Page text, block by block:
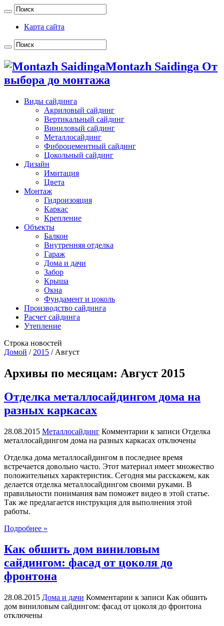
Карта сайта
Montazh Saidinga От
выбора до монтажа
Виды сайдинга
Акриловый сайдинг
Вертикальный сайдинг
Виниловый сайдинг
Металлосайдинг
Фиброцементный сайдинг
Цокольный сайдинг
Дизайн
Имитация
Цвета
Монтаж
Гидроизояция
Каркас
Крепление
Объекты
Балкон
Внутренняя отделка
Гараж
Дома и дачи
Забор
Крыша
Окна
Фундамент и цоколь
Производство сайдинга
Расчет сайдинга
Утепление
Строка новостей
Домой / 2015 / Август
Архивы по месяцам: Август 2015
Отделка металлосайдингом дома на
разных каркасах
28.08.2015 Металлосайдинг Комментарии к записи Отделка
металлосайдингом дома на разных каркасах отключены
Отделка дома металлосайдингом в последнее время
встречается довольно часто. Этот материал имеет множество
положительных характеристик. Сегодня мы расскажем, как
делается отделка металлосайдингом своими руками. В
правильности понимания вам поможет видео в этой статье.
Так же предлагается инструкция для выполнения этой
работы.
Подробнее »
Как обшить дом виниловым
сайдингом: фасад от цоколя до
фронтона
28.08.2015 Дома и дачи Комментарии к записи Как обшить
дом виниловым сайдингом: фасад от цоколя до фронтона
отключены